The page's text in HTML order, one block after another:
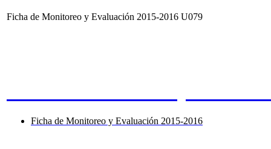
Ficha de Monitoreo y Evaluación 2015-2016 U079
Ficha de Monitoreo y Evaluación 2015-2016